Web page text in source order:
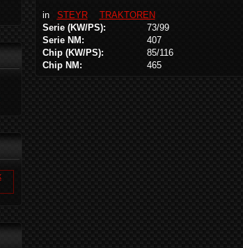
in STEYR
TRAKTOREN
Serie (KW/PS):
73/99
Serie NM:
407
Chip (KW/PS):
85/116
Chip NM:
465